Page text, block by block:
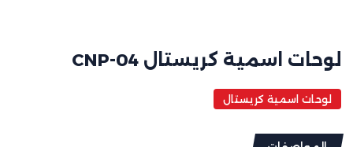
لوحات اسمية كريستال CNP-04
لوحات اسمية كريستال